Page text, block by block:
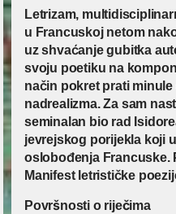
Letrizam,
u Francuskoj netom
uz shvaćanje gubitka
svoju poetiku na
način pokret prati
nadrealizma. Za sam
seminalan bio rad
jevrejskog porijekla koji
oslobođenja Francuske.
Manifest letrističke
Površnosti o riječima